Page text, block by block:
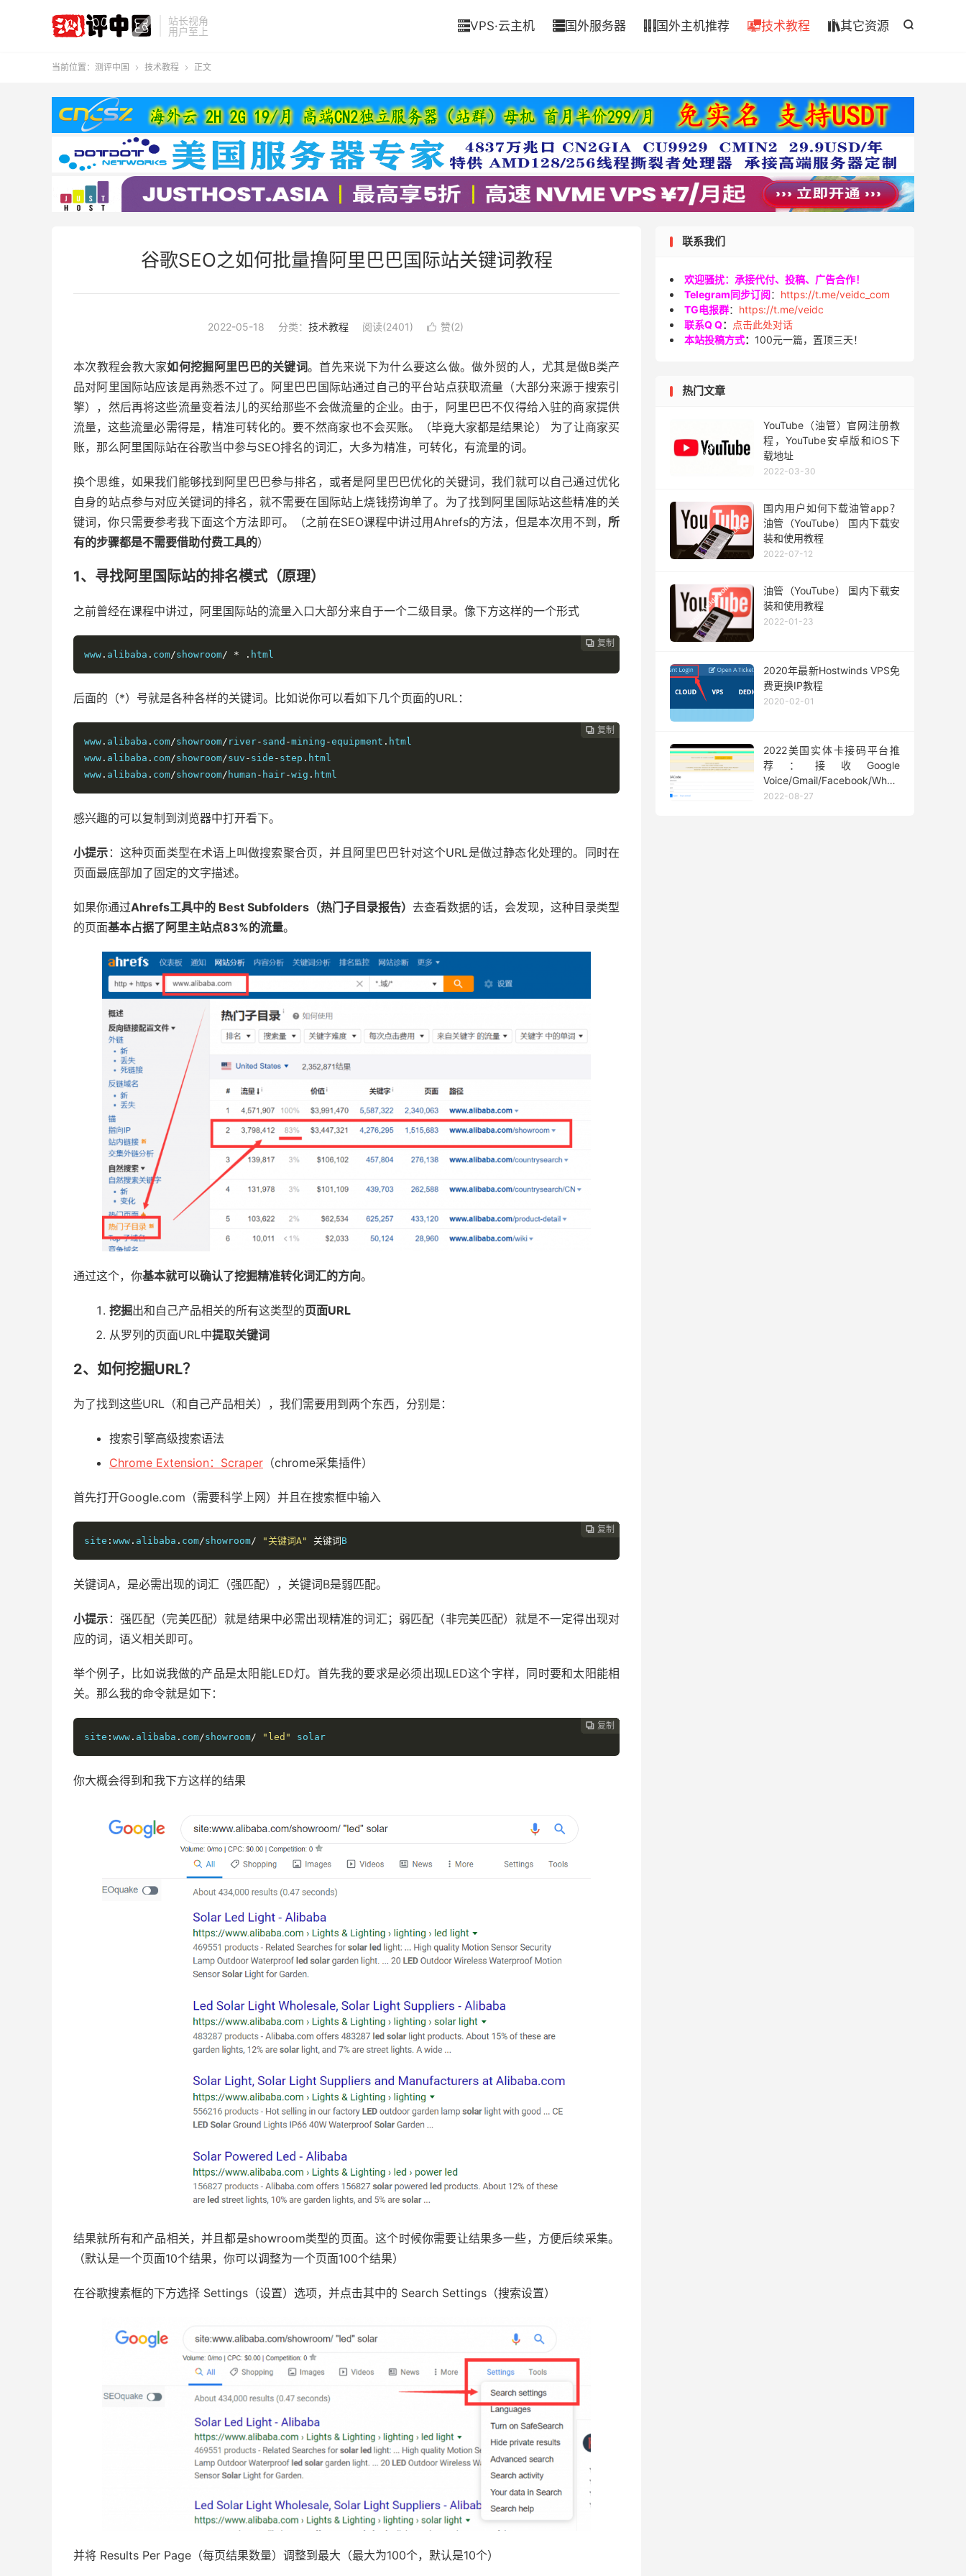
站长视角
用户至上

VPS·云主机 国外服务器  国外主机推荐 技术教程 其它资源
当前位置： 测评中国  技术教程  正文
谷歌SEO之如何批量撸阿里巴巴国际站关键词教程
2022-05-18 分类： 技术教程 阅读(2401)  赞(2)
本次教程会教大家如何挖掘阿里巴巴的关键词。首先来说下为什么要这么做。做外贸的人，尤其是做B类产
品对阿里国际站应该是再熟悉不过了。阿里巴巴国际站通过自己的平台站点获取流量（大部分来源于搜索引
擎），然后再将这些流量变着法儿的买给那些不会做流量的企业。由于，阿里巴巴不仅得给入驻的商家提供
流量，这些流量必需得是，精准可转化的。要不然商家也不会买账。（毕竟大家都是结果论） 为了让商家买
账，那么阿里国际站在谷歌当中参与SEO排名的词汇，大多为精准，可转化，有流量的词。
换个思维，如果我们能够找到阿里巴巴参与排名，或者是阿里巴巴优化的关键词，我们就可以自己通过优化
自身的站点参与对应关键词的排名，就不需要在国际站上烧钱捞询单了。为了找到阿里国际站这些精准的关
键词，你只需要参考我下面这个方法即可。（之前在SEO课程中讲过用Ahrefs的方法，但是本次用不到， 所
有的步骤都是不需要借助付费工具的）
1、寻找阿里国际站的排名模式（原理）
之前曾经在课程中讲过，阿里国际站的流量入口大部分来自于一个二级目录。像下方这样的一个形式
 复制
 复制
 复制
 复制
 复制
 复制
 复制
 复制
 复制
www . alibaba . com/showroom/ * . html
后面的（*）号就是各种各样的关键词。比如说你可以看如下几个页面的URL：
 复制
 复制
 复制
 复制
 复制
 复制
 复制
 复制
www . alibaba . com/showroom/ river- sand -mining -equipment . html
www . alibaba . com/showroom/suv - side - step . html
www . alibaba . com/showroom/ human - hair-wig . html
感兴趣的可以复制到浏览器中打开看下。
小提示 ：这种页面类型在术语上叫做搜索聚合页，并且阿里巴巴针对这个URL是做过静态化处理的。同时在
页面最底部加了固定的文字描述。
如果你通过Ahrefs工具中的 Best Subfolders（热门子目录报告） 去查看数据的话，会发现，这种目录类型
的页面基本占据了阿里主站点83%的流量。
通过这个，你基本就可以确认了挖掘精准转化词汇的方向。
挖掘出和自己产品相关的所有这类型的页面URL
从罗列的页面URL中提取关键词
2、如何挖掘URL？
为了找到这些URL（和自己产品相关），我们需要用到两个东西，分别是：
搜索引擎高级搜索语法
Chrome Extension：Scraper （chrome采集插件）
首先打开Google.com（需要科学上网）并且在搜索框中输入
 复制
 复制
 复制
 复制
 复制
 复制
 复制
site : www . alibaba . com/showroom/ "关键词A" 关键词 B
关键词A，是必需出现的词汇（强匹配），关键词B是弱匹配。
小提示 ：强匹配（完美匹配）就是结果中必需出现精准的词汇；弱匹配（非完美匹配）就是不一定得出现对
应的词，语义相关即可。
举个例子，比如说我做的产品是太阳能LED灯。首先我的要求是必须出现LED这个字样，同时要和太阳能相
关。那么我的命令就是如下：
 复制
 复制
 复制
 复制
 复制
 复制
site : www . alibaba . com/showroom/ "led" solar
你大概会得到和我下方这样的结果
结果就所有和产品相关，并且都是showroom类型的页面。这个时候你需要让结果多一些，方便后续采集。
（默认是一个页面10个结果，你可以调整为一个页面100个结果）
在谷歌搜素框的下方选择 Settings（设置）选项，并点击其中的 Search Settings（搜索设置）
并将 Results Per Page（每页结果数量）调整到最大（最大为100个，默认是10个）
联系我们
欢迎骚扰：承接代付、投稿、广告合作！
Telegram同步订阅： https://t.me/veidc_com
TG电报群： https://t.me/veidc
联系Q Q：
点击此处对话
本站投稿方式： 100元一篇，置顶三天！
热门文章
YouTube（油管）官网注册教
程，YouTube安卓版和iOS下
载地址
2022-03-30
国内用户如何下载油管app？
油管（YouTube） 国内下载安
装和使用教程
2022-07-12
油管（YouTube） 国内下载安
装和使用教程
2022-01-23
2020年最新Hostwinds VPS免
费更换IP教程
2020-02-01
2022美国实体卡接码平台推
荐：接收Google
Voice/Gmail/Facebook/Whatsapp
等短信验证码
2022-08-27